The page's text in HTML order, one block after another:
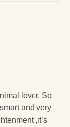
lover. So
and very
,it’s